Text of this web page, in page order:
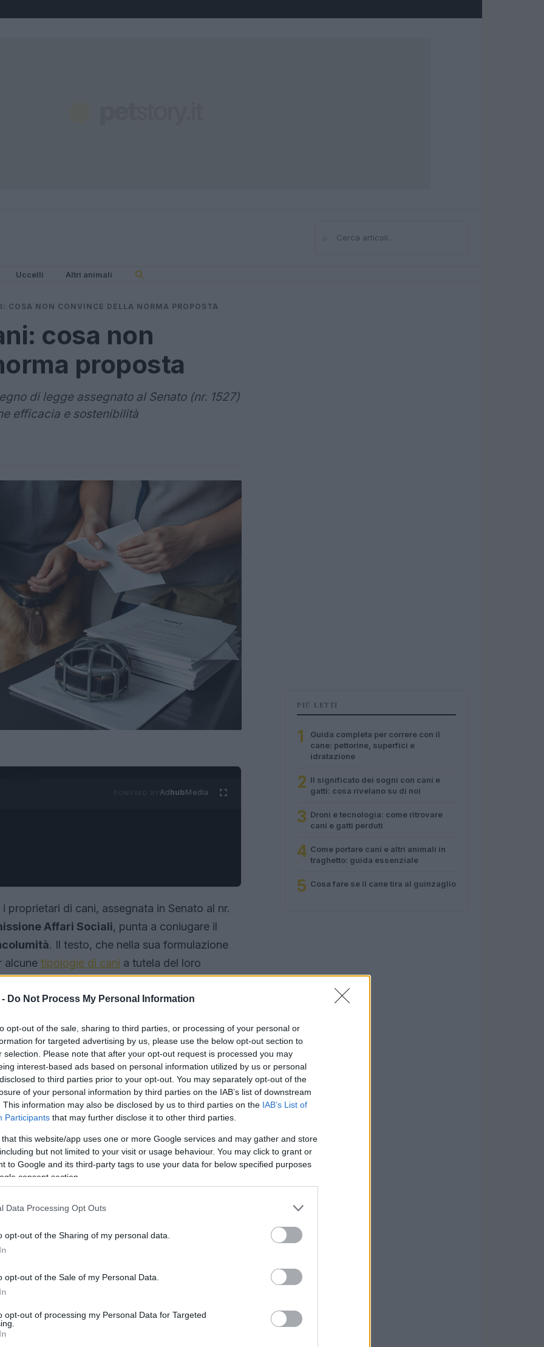
Do Not Process My Personal Information
opt-out of the sale, sharing to third parties, or processing of your personal or
for targeted advertising by us, please use the below opt-out section to
selection. Please note that after your opt-out request is processed you may
interest-based ads based on personal information utilized by us or personal
to third parties prior to your opt-out. You may separately opt-out of the
of your personal information by third parties on the IAB’s list of downstream
This information may also be disclosed by us to third parties on the IAB’s List of
Participants that may further disclose it to other third parties.
that this website/app uses one or more Google services and may gather and store
but not limited to your visit or usage behaviour. You may click to grant or
to Google and its third-party tags to use your data for below specified purposes
consent section.
Data Processing Opt Outs
opt-out of the Sharing of my personal data.
opt-out of the Sale of my Personal Data.
opt-out of processing my Personal Data for Targeted
Cerca
Uccelli Altri animali
COSA NON CONVINCE DELLA NORMA PROPOSTA
cosa non
proposta
di legge assegnato al Senato (nr. 1527)
efficacia e sostenibilità
AdhubMedia
i proprietari di cani, assegnata in Senato al nr.
Affari Sociali, punta a coniugare il
. Il testo, che nella sua formulazione
alcune tipologie di cani a tutela del loro
stato oggetto di attenzione per le implicazioni
articolo esamina i nodi principali, le
animali e propone linee di intervento
ridurre incidenti e migliorare le condizioni di
dubbi di applicabilità e chiarezza. Qui
e operative: dalla definizione delle
PIÙ LETTI
1
Guida completa per correre con il
cane: pettorine, superfici e
idratazione
2 Il significato dei sogni con cani e
gatti: cosa rivelano su di noi
3 Droni e tecnologia: come ritrovare
cani e gatti perduti
4 Come portare cani e altri animali in
traghetto: guida essenziale
5 Cosa fare se il cane tira al guinzaglio